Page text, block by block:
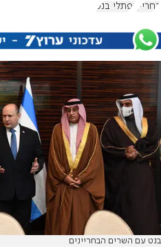
בחריין נפתלי בנט
בנט עם השרים הבחריינים